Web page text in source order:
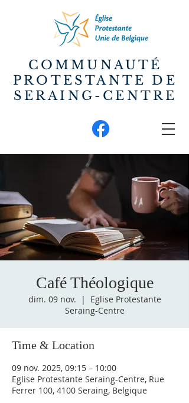
COMMUNAUTÉ
PROTESTANTE DE
SERAING-CENTRE
Café Théologique
dim. 09 nov.
  |
Eglise Protestante
Seraing-Centre
Time & Location
09 nov. 2025, 09:15 – 10:00
Eglise Protestante Seraing-Centre, Rue
Ferrer 100, 4100 Seraing, Belgique